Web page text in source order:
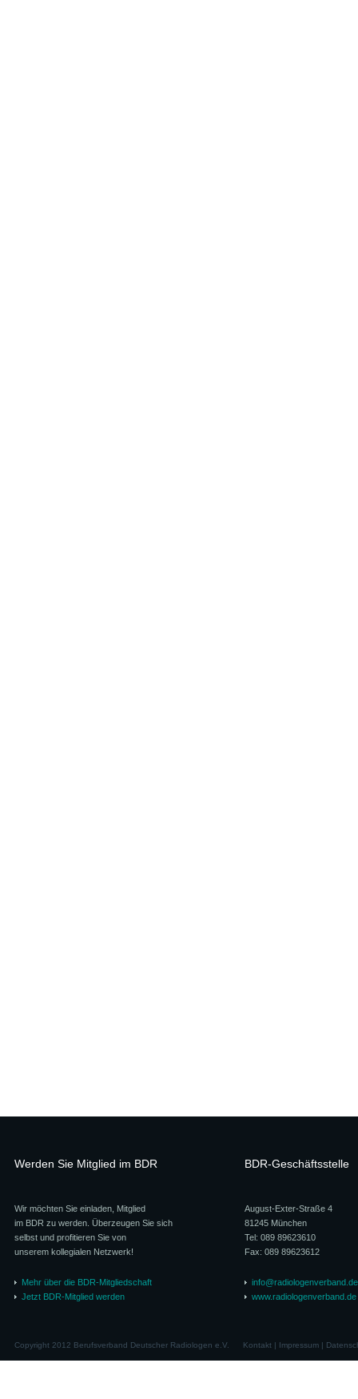
Werden Sie Mitglied im BDR
Wir möchten Sie einladen, Mitglied
im BDR zu werden. Überzeugen Sie sich
selbst und profitieren Sie von
unserem kollegialen Netzwerk!
Mehr über die BDR-Mitgliedschaft
Jetzt BDR-Mitglied werden
BDR-Geschäftsstelle
August-Exter-Straße 4
81245 München
Tel: 089 89623610
Fax: 089 89623612
info@radiologenverband.de
www.radiologenverband.de
Copyright 2012 Berufsverband Deutscher Radiologen e.V. Kontakt| Impressum|